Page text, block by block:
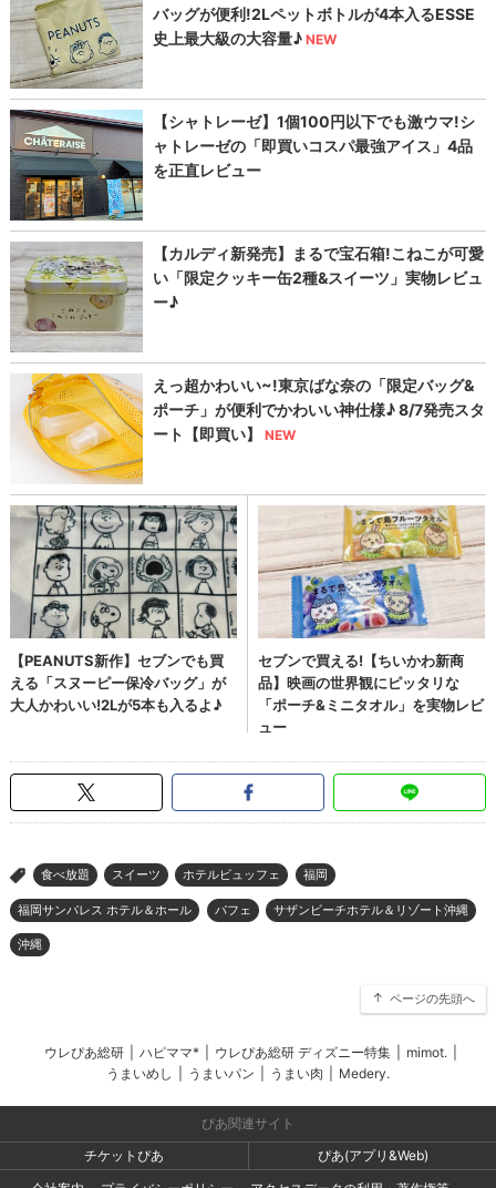
> 食べ放題 スイーツ ホテルビュッフェ 福岡
福岡サンパレス ホテル＆ホール パフェ サザンビーチホテル＆リゾート沖縄
沖縄
ページの先頭へ
ウレぴあ総研 ハピママ* ウレぴあ総研 ディズニー特集 mimot.
うまいめし
うまいパン うまい肉 Medery.
ぴあ関連サイト
チケットぴあ
ぴあ(アプリ&Web)